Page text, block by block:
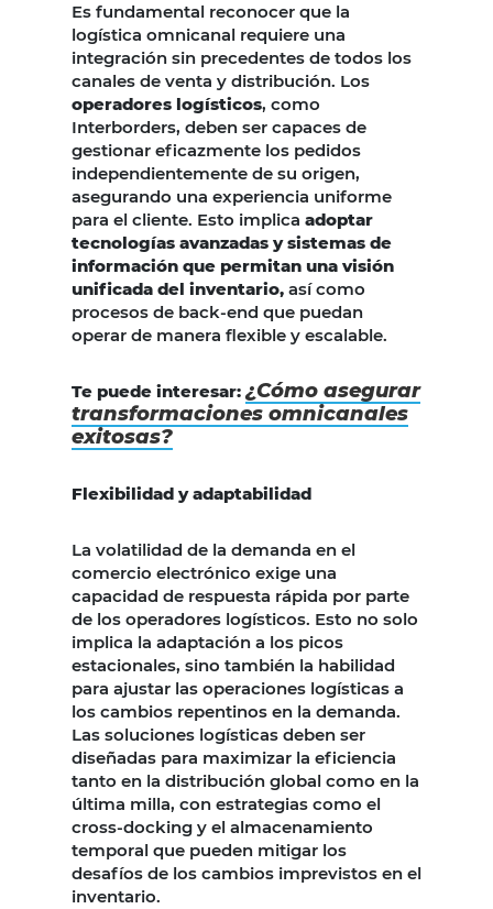
Es fundamental reconocer que la
logística omnicanal requiere una
integración sin precedentes de todos los
canales de venta y distribución. Los
operadores logísticos, como
Interborders, deben ser capaces de
gestionar eficazmente los pedidos
independientemente de su origen,
asegurando una experiencia uniforme
para el cliente. Esto implica adoptar
tecnologías avanzadas y sistemas de
información que permitan una visión
unificada del inventario, así como
procesos de back-end que puedan
operar de manera flexible y escalable.
Te puede interesar: ¿Cómo asegurar
transformaciones omnicanales
exitosas?
Flexibilidad y adaptabilidad
La volatilidad de la demanda en el
comercio electrónico exige una
capacidad de respuesta rápida por parte
de los operadores logísticos. Esto no solo
implica la adaptación a los picos
estacionales, sino también la habilidad
para ajustar las operaciones logísticas a
los cambios repentinos en la demanda.
Las soluciones logísticas deben ser
diseñadas para maximizar la eficiencia
tanto en la distribución global como en la
última milla, con estrategias como el
cross-docking y el almacenamiento
temporal que pueden mitigar los
desafíos de los cambios imprevistos en el
inventario.